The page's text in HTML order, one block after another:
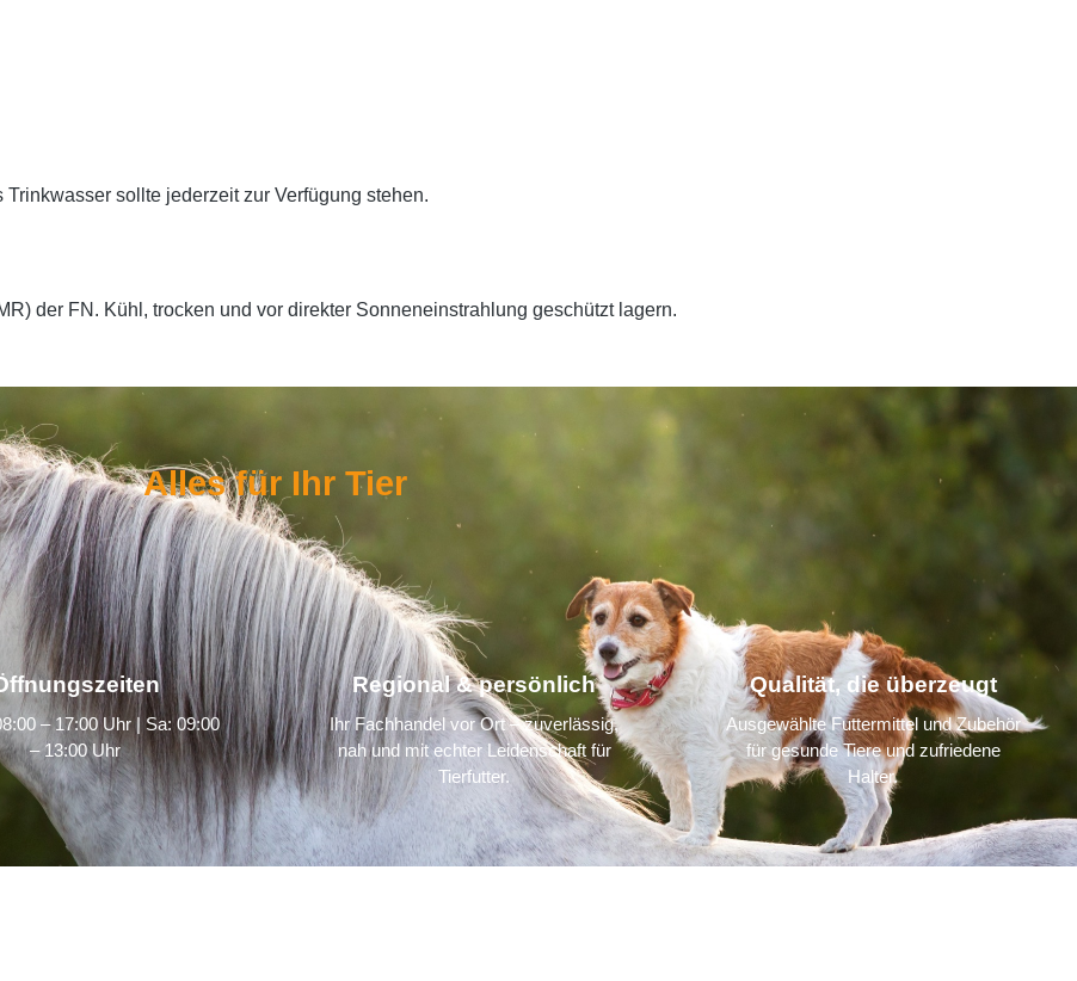
sollte jederzeit zur Verfügung stehen.
der FN. Kühl, trocken und vor direkter Sonneneinstrahlung geschützt lagern.
Alles für Ihr Tier
– 17:00 Uhr | Sa: 09:00
– 13:00 Uhr
Regional & persönlich
Ihr Fachhandel vor Ort – zuverlässig,
nah und mit echter Leidenschaft für
Tierfutter.
Qualität, die überzeugt
Ausgewählte Futtermittel und Zubehör
für gesunde Tiere und zufriedene
Halter.